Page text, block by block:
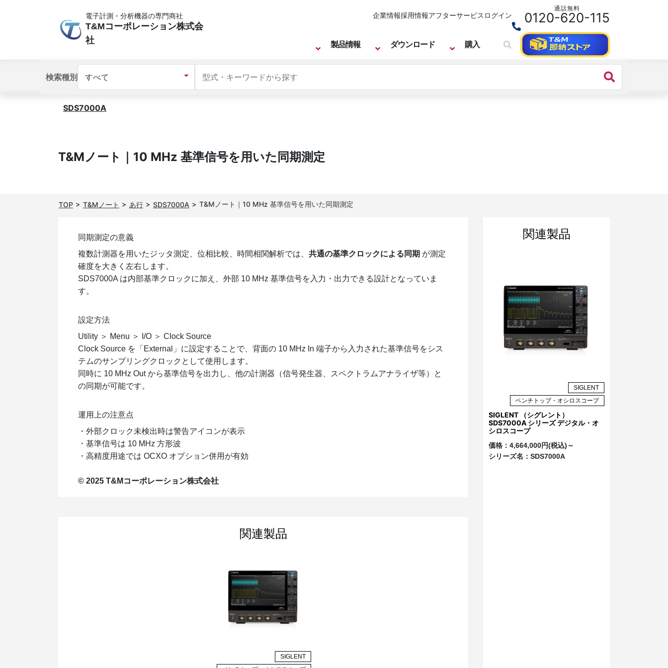
電子計測・分析機器の専門商社
T&Mコーポレーション株式会
社
製品情報 ダウンロード 購入
検索種別
企業情報採用情報アフターサービス ログイン
通話無料
0120-620-115
SDS7000A
T&Mノート｜10 MHz 基準信号を用いた同期測定
TOP T&Mノート あ行 SDS7000A T&Mノート｜10 MHz 基準信号を用いた同期測定
同期測定の意義
複数計測器を用いたジッタ測定、位相比較、時間相関解析では、 共通の基準クロックによる同期 が測定
確度を大きく左右します。
SDS7000A は内部基準クロックに加え、外部 10 MHz 基準信号を入力・出力できる設計となっていま
す。
設定方法
Utility ＞ Menu ＞ I/O ＞ Clock Source
Clock Source を「External」に設定することで、背面の 10 MHz In 端子から入力された基準信号をシス
テムのサンプリングクロックとして使用します。
同時に 10 MHz Out から基準信号を出力し、他の計測器（信号発生器、スペクトラムアナライザ等）と
の同期が可能です。
運用上の注意点
・外部クロック未検出時は警告アイコンが表示
・基準信号は 10 MHz 方形波
・高精度用途では OCXO オプション併用が有効
© 2025 T&Mコーポレーション株式会社
関連製品
SIGLENT
関連製品
SIGLENT
ベンチトップ・オシロスコープ
SIGLENT （シグレント）
SDS7000A シリーズ デジタル・オ
シロスコープ
価格： 4,664,000円(税込)～
シリーズ名： SDS7000A